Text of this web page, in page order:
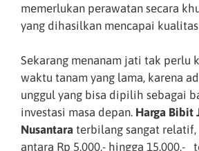
memerlukan perawatan secara
yang dihasilkan mencapai
Sekarang menanam jati tak perlu
waktu tanam yang lama, karena
unggul yang bisa dipilih sebagai
investasi masa depan. Harga Bibit
Nusantara terbilang sangat
antara Rp 5.000,- hingga 15.000,-